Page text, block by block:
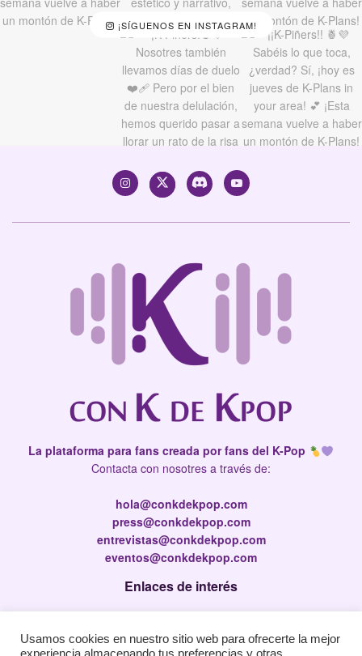
¡SÍGUENOS EN INSTAGRAM!
La plataforma para fans creada por fans del K-Pop
Contacta con nosotres a través de:
hola@conkdekpop.com
press@conkdekpop.com
entrevistas@conkdekpop.com
eventos@conkdekpop.com
Enlaces de interés
Política de privacidad
Usamos cookies en nuestro sitio web para ofrecerte la mejor